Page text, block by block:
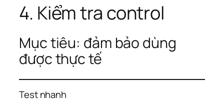
4. Kiểm tra control
Mục tiêu: đảm bảo dùng
được thực tế
Test nhanh